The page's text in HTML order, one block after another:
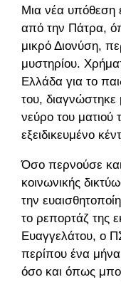
Μια νέα υπόθεση
από την Πάτρα,
μικρό Διονύση,
μυστηρίου.
Ελλάδα για το
του, διαγνώστηκε
νεύρο του ματιού
εξειδικευμένο
Όσο περνούσε
κοινωνικής
την
το ρεπορτάζ της
Ευαγγελάτου, ο
περίπου ένα
όσο και όπως